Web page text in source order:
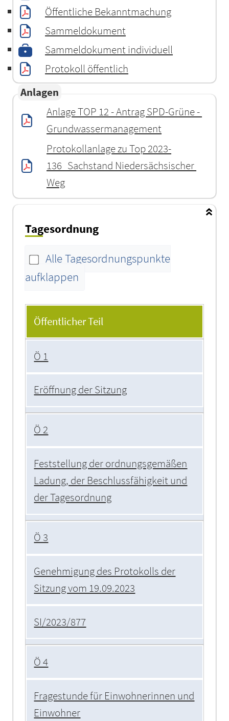
Öffentliche Bekanntmachung
Sammeldokument
Sammeldokument individuell
Protokoll öffentlich
Anlagen
Anlage TOP 12 - Antrag SPD-Grüne -
Grundwassermanagement
Protokollanlage zu Top 2023-
136_Sachstand Niedersächsischer
Weg
Tagesordnung
Alle Tagesordnungspunkte
aufklappen
Tagesordnung
Öffentlicher Teil
Ö 1
Eröffnung der Sitzung
Ö 2
Feststellung der ordnungsgemäßen
Ladung, der Beschlussfähigkeit und
der Tagesordnung
Ö 3
Genehmigung des Protokolls der
Sitzung vom 19.09.2023
SI/2023/877
Ö 4
Fragestunde für Einwohnerinnen und
Einwohner